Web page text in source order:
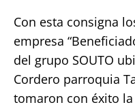
Con esta consigna
empresa
del grupo SOUTO
Cordero parroquia
tomaron con éxito